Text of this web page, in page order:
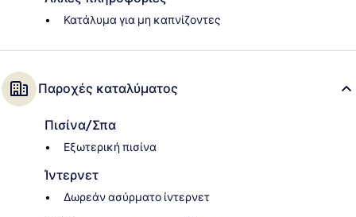
Κατάλυμα για μη καπνίζοντες
Παροχές καταλύματος
Πισίνα/Σπα
Εξωτερική πισίνα
Ίντερνετ
Δωρεάν ασύρματο ίντερνετ